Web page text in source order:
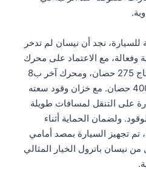
للسيارة، نجد أن نيسان لم تدخر
وفعالة، مع الاعتماد على محرك
ب6 أسطوانات قادر على إنتاج 275 حصان، ومحرك آخر ب8
أسطوانات يصل بقوته إلى 400 حصان. مع خزان وقود سعته
على التنقل لمسافات طويلة
ولضمان الحماية أثناء
تم تجهيز السيارة بمصد أمامي
نيسان باترول الخيار المثالي